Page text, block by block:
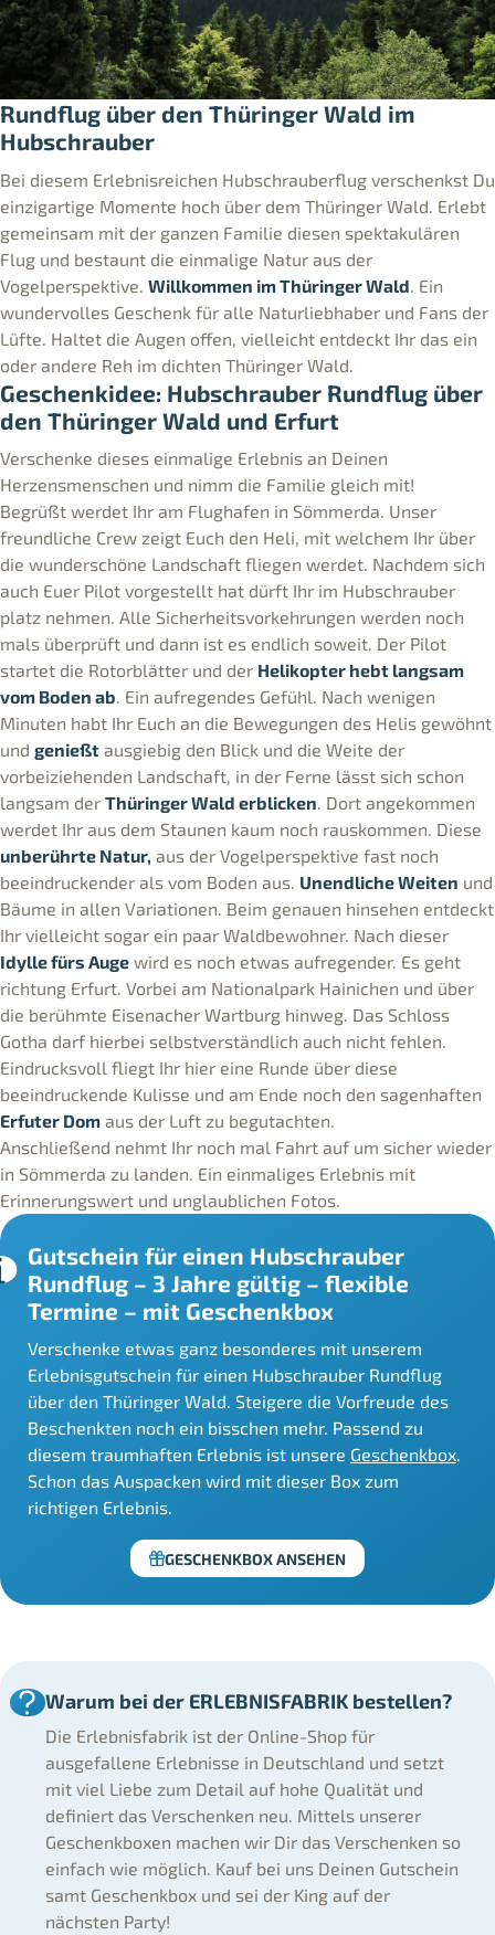
Rundflug über den Thüringer Wald im
Hubschrauber
Bei diesem Erlebnisreichen Hubschrauberflug verschenkst Du
einzigartige Momente hoch über dem Thüringer Wald. Erlebt
gemeinsam mit der ganzen Familie diesen spektakulären
Flug und bestaunt die einmalige Natur aus der
Vogelperspektive. Willkommen im Thüringer Wald . Ein
wundervolles Geschenk für alle Naturliebhaber und Fans der
Lüfte. Haltet die Augen offen, vielleicht entdeckt Ihr das ein
oder andere Reh im dichten Thüringer Wald.
Geschenkidee: Hubschrauber Rundflug über
den Thüringer Wald und Erfurt
Verschenke dieses einmalige Erlebnis an Deinen
Herzensmenschen und nimm die Familie gleich mit!
Begrüßt werdet Ihr am Flughafen in Sömmerda. Unser
freundliche Crew zeigt Euch den Heli, mit welchem Ihr über
die wunderschöne Landschaft fliegen werdet. Nachdem sich
auch Euer Pilot vorgestellt hat dürft Ihr im Hubschrauber
platz nehmen. Alle Sicherheitsvorkehrungen werden noch
mals überprüft und dann ist es endlich soweit. Der Pilot
startet die Rotorblätter und der Helikopter hebt langsam
vom Boden ab. Ein aufregendes Gefühl. Nach wenigen
Minuten habt Ihr Euch an die Bewegungen des Helis gewöhnt
und genießt ausgiebig den Blick und die Weite der
vorbeiziehenden Landschaft, in der Ferne lässt sich schon
langsam der Thüringer Wald erblicken. Dort angekommen
werdet Ihr aus dem Staunen kaum noch rauskommen. Diese
unberührte Natur, aus der Vogelperspektive fast noch
beeindruckender als vom Boden aus. Unendliche Weiten und
Bäume in allen Variationen. Beim genauen hinsehen entdeckt
Ihr vielleicht sogar ein paar Waldbewohner. Nach dieser
Idylle fürs Auge wird es noch etwas aufregender. Es geht
richtung Erfurt. Vorbei am Nationalpark Hainichen und über
die berühmte Eisenacher Wartburg hinweg. Das Schloss
Gotha darf hierbei selbstverständlich auch nicht fehlen.
Eindrucksvoll fliegt Ihr hier eine Runde über diese
beeindruckende Kulisse und am Ende noch den sagenhaften
Erfuter Dom aus der Luft zu begutachten.
Anschließend nehmt Ihr noch mal Fahrt auf um sicher wieder
in Sömmerda zu landen. Ein einmaliges Erlebnis mit
Erinnerungswert und unglaublichen Fotos.
Gutschein für einen Hubschrauber
Rundflug – 3 Jahre gültig – flexible
Termine – mit Geschenkbox
Verschenke etwas ganz besonderes mit unserem
Erlebnisgutschein für einen Hubschrauber Rundflug
über den Thüringer Wald. Steigere die Vorfreude des
Beschenkten noch ein bisschen mehr. Passend zu
diesem traumhaften Erlebnis ist unsere Geschenkbox.
Schon das Auspacken wird mit dieser Box zum
richtigen Erlebnis.
GESCHENKBOX ANSEHEN
Warum bei der ERLEBNISFABRIK bestellen?
Die Erlebnisfabrik ist der Online-Shop für
ausgefallene Erlebnisse in Deutschland und setzt
mit viel Liebe zum Detail auf hohe Qualität und
definiert das Verschenken neu. Mittels unserer
Geschenkboxen machen wir Dir das Verschenken so
einfach wie möglich. Kauf bei uns Deinen Gutschein
samt Geschenkbox und sei der King auf der
nächsten Party!